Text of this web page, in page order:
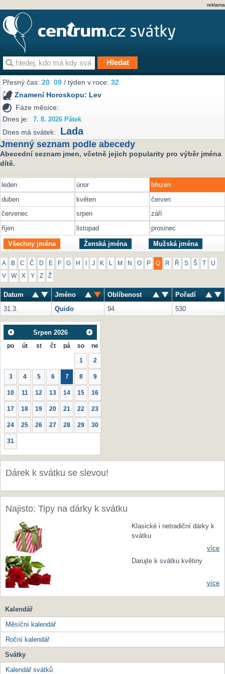
reklama
Přesný čas:20 09 / týden v roce:32
Znamení Horoskopu: Lev
Fáze měsíce:
Dnes je:
7. 8. 2026 Pátek
Dnes má svátek: Lada
Jmenný seznam podle abecedy
Abecední seznam jmen, včetně jejich popularity pro výběr jména
dítě.
leden únor
březen
duben
květen
červen
červenec
srpen
září
říjen
listopad prosinec
Všechny jména Ženská jména Mužská jména
A B C Č D E F G H J K M N O P Q R Ř S Š U
V W X Y Z Ž
Datum Jméno Oblíbenost
Pořadí
31.3.
Quido 94 530
Srpen 2026
po út st čt pá so ne
1 2
3 4 5 6 7 8 9
10 11 12 13 14 15 16
17 18 19 20 21 22 23
24 25 26 27 28 29 30
31
Dárek k svátku se slevou!
Najisto: Tipy na dárky k svátku
Klasické i netradiční dárky k
svátku
více
Darujte k svátku květiny
více
Kalendář
Měsíční kalendář
Roční kalendář
Svátky
Kalendář svátků